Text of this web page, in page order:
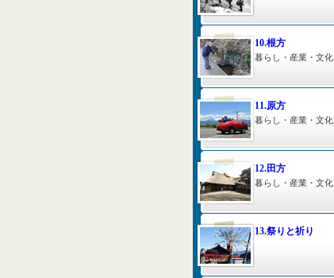
10.根方
暮らし・産業・文化
11.原方
暮らし・産業・文化
12.田方
暮らし・産業・文化
13.祭りと祈り